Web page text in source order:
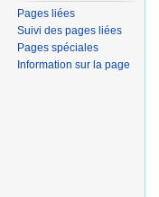
Pages liées
Suivi des pages liées
Pages spéciales
Information sur la page